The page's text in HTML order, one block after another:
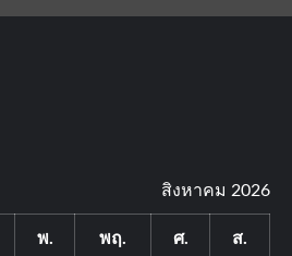
สิงหาคม 2026
พ. พฤ. ศ. ส.